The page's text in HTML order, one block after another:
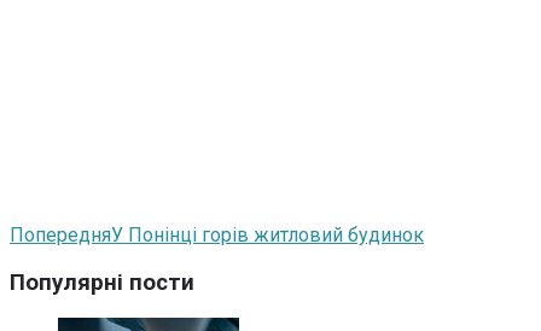
ПопередняУ Понінці горів житловий будинок
Популярні пости